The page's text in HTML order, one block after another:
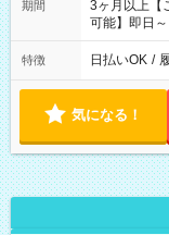
期間
3ヶ月以上【
可能】即日～
特徴 日払いOK /
気になる！